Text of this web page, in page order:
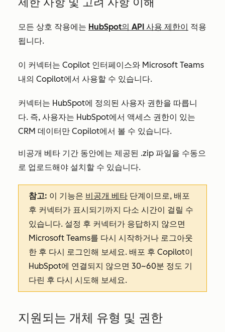
모든 상호 작용에는 HubSpot의 API 사용 제한이 적용
됩니다.
이 커넥터는 Copilot 인터페이스와 Microsoft Teams
내의 Copilot에서 사용할 수 있습니다.
커넥터는 HubSpot에 정의된 사용자 권한을 따릅니
다. 즉, 사용자는 HubSpot에서 액세스 권한이 있는
CRM 데이터만 Copilot에서 볼 수 있습니다.
비공개 베타 기간 동안에는 제공된 .zip 파일을 수동으
로 업로드해야 설치할 수 있습니다.
참고: 이 기능은 비공개 베타 단계이므로, 배포
후 커넥터가 표시되기까지 다소 시간이 걸릴 수
있습니다. 설정 후 커넥터가 응답하지 않으면
Microsoft Teams를 다시 시작하거나 로그아웃
한 후 다시 로그인해 보세요. 배포 후 Copilot이
HubSpot에 연결되지 않으면 30~60분 정도 기
다린 후 다시 시도해 보세요.
지원되는 개체 유형 및 권한